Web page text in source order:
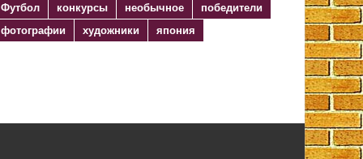
Футбол
конкурсы необычное
победители
фотографии
художники япония